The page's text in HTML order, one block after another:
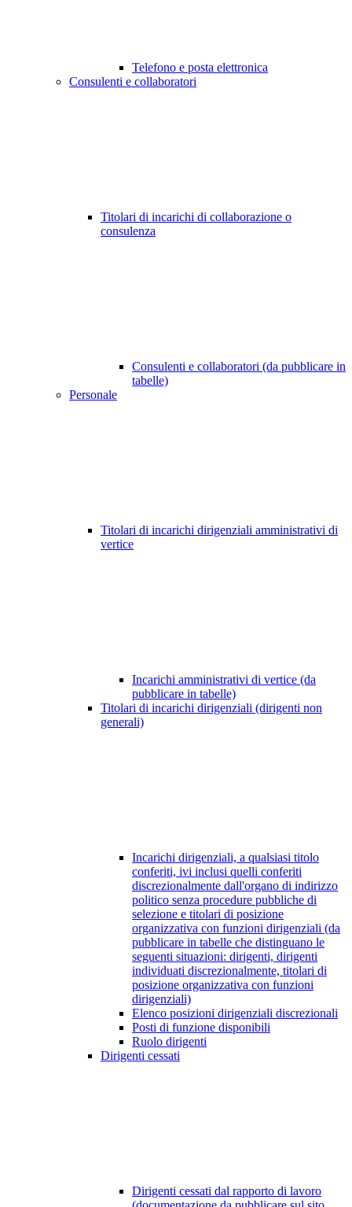
Telefono e posta elettronica
Consulenti e collaboratori
Titolari di incarichi di collaborazione o
consulenza
Consulenti e collaboratori (da pubblicare in
tabelle)
Personale
Titolari di incarichi dirigenziali amministrativi di
vertice
Incarichi amministrativi di vertice (da
pubblicare in tabelle)
Titolari di incarichi dirigenziali (dirigenti non
generali)
Incarichi dirigenziali, a qualsiasi titolo
conferiti, ivi inclusi quelli conferiti
discrezionalmente dall'organo di indirizzo
politico senza procedure pubbliche di
selezione e titolari di posizione
organizzativa con funzioni dirigenziali (da
pubblicare in tabelle che distinguano le
seguenti situazioni: dirigenti, dirigenti
individuati discrezionalmente, titolari di
posizione organizzativa con funzioni
dirigenziali)
Elenco posizioni dirigenziali discrezionali
Posti di funzione disponibili
Ruolo dirigenti
Dirigenti cessati
Dirigenti cessati dal rapporto di lavoro